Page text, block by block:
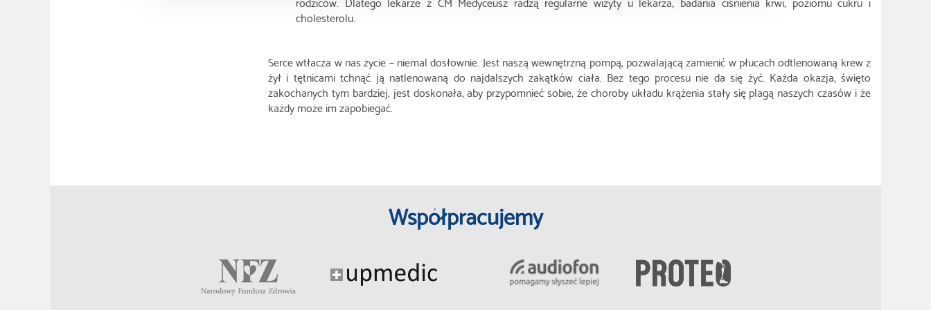
cholesterolu.
Serce wtłacza w nas życie – niemal dosłownie. Jest naszą wewnętrzną pompą, pozwalającą zamienić w płucach odtlenowaną krew z
żył i tętnicami tchnąć ją natlenowaną do najdalszych zakątków ciała. Bez tego procesu nie da się żyć. Każda okazja, święto
zakochanych tym bardziej, jest doskonała, aby przypomnieć sobie, że choroby układu krążenia stały się plagą naszych czasów i że
każdy może im zapobiegać.
Współpracujemy